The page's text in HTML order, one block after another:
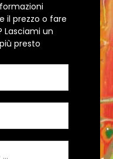
il prezzo o fare
Lasciami un
presto